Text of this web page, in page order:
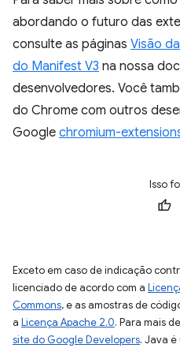
abordando o futuro das
consulte as páginas Visão
do Manifest V3 na nossa
desenvolvedores. Você
do Chrome com outros
Google chromium-
Isso
Exceto em caso de indicação
licenciado de acordo com a
Commons, e as amostras de
a Licença Apache 2.0. Para mais
site do Google Developers. Java